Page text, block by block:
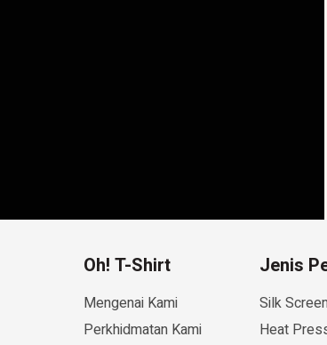
Oh! T-Shirt
Mengenai Kami
Perkhidmatan Kami
Jenis
Silk
Heat